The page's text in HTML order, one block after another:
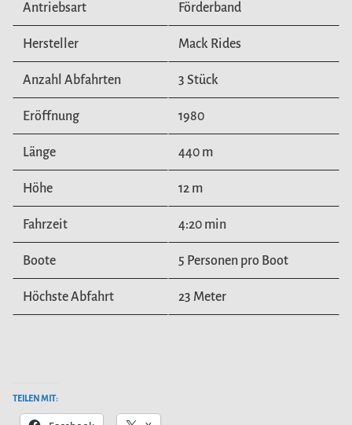
Antriebsart Förderband
Hersteller Mack Rides
Anzahl Abfahrten 3 Stück
Eröffnung 1980
Länge 440 m
Höhe 12 m
Fahrzeit 4:20 min
Boote 5 Personen pro Boot
Höchste Abfahrt 23 Meter
TEILEN MIT: